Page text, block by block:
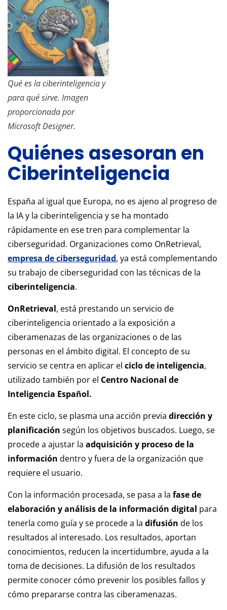
Qué es la ciberinteligencia y
para qué sirve. Imagen
proporcionada por
Microsoft Designer.
Quiénes asesoran en
Ciberinteligencia
España al igual que Europa, no es ajeno al progreso de
la IA y la ciberinteligencia y se ha montado
rápidamente en ese tren para complementar la
ciberseguridad. Organizaciones como OnRetrieval,
empresa de ciberseguridad, ya está complementando
su trabajo de ciberseguridad con las técnicas de la
ciberinteligencia.
OnRetrieval, está prestando un servicio de
ciberinteligencia orientado a la exposición a
ciberamenazas de las organizaciones o de las
personas en el ámbito digital. El concepto de su
servicio se centra en aplicar el ciclo de inteligencia,
utilizado también por el Centro Nacional de
Inteligencia Español.
En este ciclo, se plasma una acción previa dirección y
planificación según los objetivos buscados. Luego, se
procede a ajustar la adquisición y proceso de la
información dentro y fuera de la organización que
requiere el usuario.
Con la información procesada, se pasa a la fase de
elaboración y análisis de la información digital para
tenerla como guía y se procede a la difusión de los
resultados al interesado. Los resultados, aportan
conocimientos, reducen la incertidumbre, ayuda a la
toma de decisiones. La difusión de los resultados
permite conocer cómo prevenir los posibles fallos y
cómo prepararse contra las ciberamenazas.